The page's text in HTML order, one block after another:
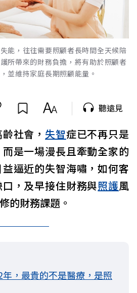
能，往往需要照顧者長時間全天候陪
所帶來的財務負擔，將有助於照顧者
並維持家庭長期照顧能量。
聽遠見
社會， 失智症已不再只是
是一場漫長且牽動全家的
逼近的失智海嘯，如何客
，及早接住財務與照護風
的財務課題。
，最貴的不是醫療，是照